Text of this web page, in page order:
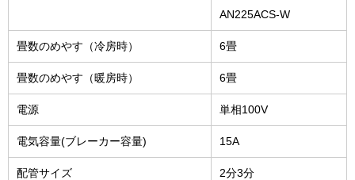
AN225ACS-W
畳数のめやす（冷房時） 6畳
畳数のめやす（暖房時） 6畳
電源 単相100V
電気容量(ブレーカー容量) 15A
配管サイズ 2分3分